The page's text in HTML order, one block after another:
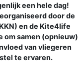
een hele dag!
door de
en de Kite4life
om samen (opnieuw)
van vliegeren
te ervaren.